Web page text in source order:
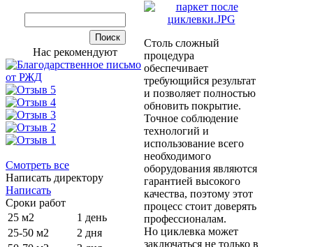
Нас рекомендуют
Смотреть все
Написать директору
Написать
Сроки работ
25 м2
1 день
25-50 м2
2 дня
Столь сложный
процедура
обеспечивает
требующийся результат
и позволяет полностью
обновить покрытие.
Точное соблюдение
технологий и
использование всего
необходимого
оборудования являются
гарантией высокого
качества, поэтому этот
процесс стоит доверять
профессионалам.
Но циклевка может
заключаться не только в